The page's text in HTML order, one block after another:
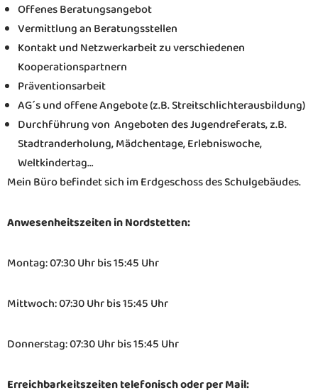
Offenes Beratungsangebot
Vermittlung an Beratungsstellen
Kontakt und Netzwerkarbeit zu verschiedenen
Kooperationspartnern
Präventionsarbeit
AG´s und offene Angebote (z.B. Streitschlichterausbildung)
Durchführung von Angeboten des Jugendreferats, z.B.
Stadtranderholung, Mädchentage, Erlebniswoche,
Weltkindertag…
Mein Büro befindet sich im Erdgeschoss des Schulgebäudes.
Anwesenheitszeiten in Nordstetten:
Montag: 07:30 Uhr bis 15:45 Uhr
Mittwoch: 07:30 Uhr bis 15:45 Uhr
Donnerstag: 07:30 Uhr bis 15:45 Uhr
Erreichbarkeitszeiten telefonisch oder per Mail: